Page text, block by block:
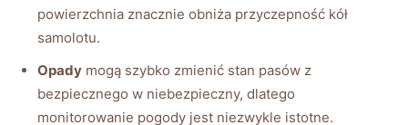
powierzchnia ⁢znacznie ⁣obniża przyczepność⁢ kół‌
samolotu.
Opady mogą szybko ​zmienić stan pasów z
bezpiecznego w niebezpieczny, dlatego‍
monitorowanie pogody jest niezwykle istotne.